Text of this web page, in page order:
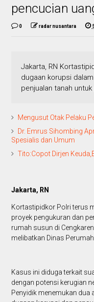
pencucian
0 radar nusantara
Jakarta, RN
dugaan korupsi
penjualan tanah
Mengusut Otak Pelaku
Dr. Emrus Sihombing
Spesialis dan Umum
Tito:Copot Dirjen
Jakarta, RN
Kortastipidkor Polri terus
proyek pengukuran dan
rumah susun di
melibatkan Dinas
Kasus ini diduga terkait
dengan potensi kerugian
Penyidik menemukan dua